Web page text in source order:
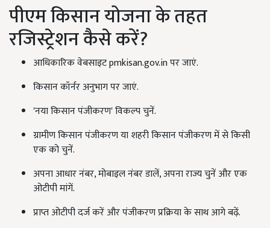
पीएम किसान योजना के तहत
रजिस्ट्रेशन कैसे करें?
आधिकारिक वेबसाइट pmkisan.gov.in पर जाएं.
किसान कॉर्नर अनुभाग पर जाएं.
'नया किसान पंजीकरण' विकल्प चुनें.
ग्रामीण किसान पंजीकरण या शहरी किसान पंजीकरण में से किसी
एक को चुनें.
अपना आधार नंबर, मोबाइल नंबर डालें, अपना राज्य चुनें और एक
ओटीपी मांगें.
प्राप्त ओटीपी दर्ज करें और पंजीकरण प्रक्रिया के साथ आगे बढ़ें.